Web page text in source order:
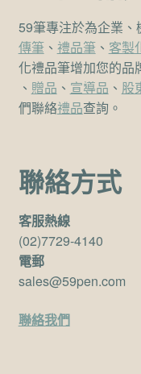
59筆專注於為企業
傳筆、 禮品筆、 客製
化禮品筆增加您的品
、 贈品 、 宣導品 、 股
們聯絡禮品查詢。
聯絡方式
客服熱線
(02)7729-4140
電郵
sales@59pen.com
聯絡我們